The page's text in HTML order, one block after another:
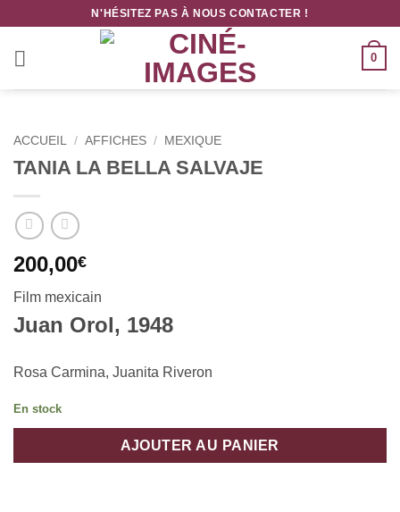
contenu
N'HÉSITEZ PAS À NOUS CONTACTER !
0
ACCUEIL / AFFICHES / MEXIQUE
TANIA LA BELLA SALVAJE
200,00€
Film mexicain
Juan Orol, 1948
Rosa Carmina, Juanita Riveron
En stock
AJOUTER AU PANIER